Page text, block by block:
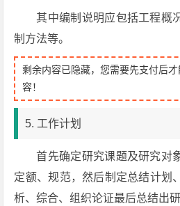
其中编制说明应包括工程概
制方法等。
剩余内容已隐藏，您需要先支付后
容！
5. 工作计划
首先确定研究课题及研究对
定额、规范，然后制定总结计划
析、综合、组织论证最后总结出研